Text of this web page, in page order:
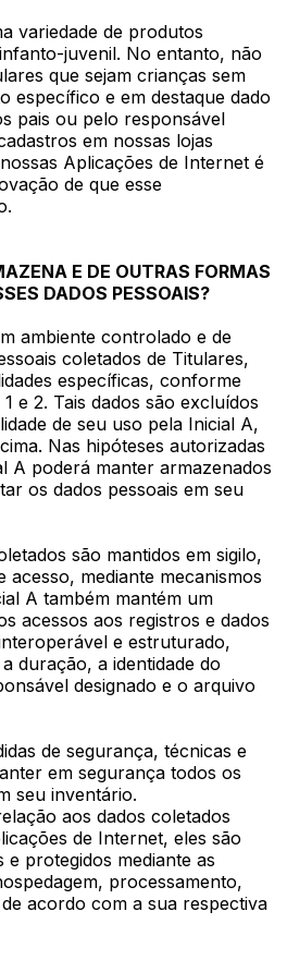
variedade de produtos
juvenil. No entanto, não
que sejam crianças sem
específico e em destaque dado
pais ou pelo responsável
em nossas lojas
Aplicações de Internet é
de que esse
E DE OUTRAS FORMAS
DADOS PESSOAIS?
ambiente controlado e de
coletados de Titulares,
específicas, conforme
e 2. Tais dados são excluídos
de seu uso pela Inicial A,
Nas hipóteses autorizadas
A poderá manter armazenados
os dados pessoais em seu
são mantidos em sigilo,
mediante mecanismos
A também mantém um
acessos aos registros e dados
e estruturado,
duração, a identidade do
designado e o arquivo
de segurança, técnicas e
em segurança todos os
seu inventário.
aos dados coletados
de Internet, eles são
protegidos mediante as
processamento,
acordo com a sua respectiva